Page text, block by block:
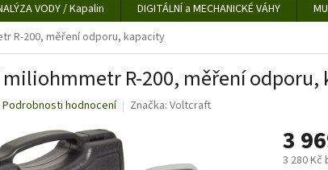
VODY / Kapalin DIGITÁLNÍ a MECHANICKÉ VÁHY
R-200, měření odporu, kapacity
R-200, měření odporu,
Podrobnosti hodnocení Značka: Voltcraft
3
3 280 Kč